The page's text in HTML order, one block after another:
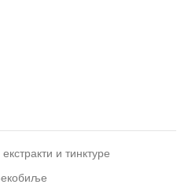
екстракти и тинктуре